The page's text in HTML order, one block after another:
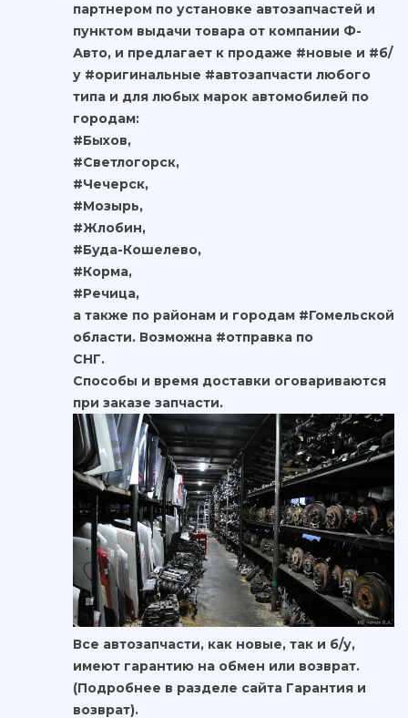
партнером по установке автозапчастей и
пунктом выдачи товара от компании Ф-
Авто, и предлагает к продаже #новые и #б/
у #оригинальные #автозапчасти любого
типа и для любых марок автомобилей по
городам:
#Быхов,
#Светлогорск,
#Чечерск,
#Мозырь,
#Жлобин,
#Буда-Кошелево,
#Корма,
#Речица,
а также по районам и городам #Гомельской
области. Возможна #отправка по
СНГ.
Способы и время доставки оговариваются
при заказе запчасти.
Все автозапчасти, как новые, так и б/у,
имеют гарантию на обмен или возврат.
(Подробнее в разделе сайта Гарантия и
возврат).